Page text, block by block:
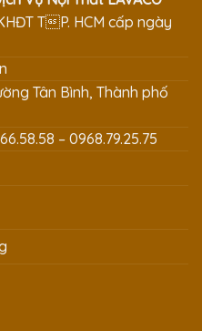
TP. HCM cấp ngày
Tân Bình, Thành phố
– 0968.79.25.75